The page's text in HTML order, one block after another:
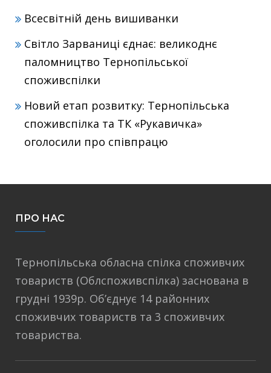
Всесвітній день вишиванки
Світло Зарваниці єднає: великоднє
паломництво Тернопільської
споживспілки
Новий етап розвитку: Тернопільська
споживспілка та ТК «Рукавичка»
оголосили про співпрацю
ПРО НАС
Тернопільська обласна спілка споживчих
товариств (Облспоживспілка) заснована в
грудні 1939р. Об’єднує 14 районних
споживчих товариств та 3 споживчих
товариства.